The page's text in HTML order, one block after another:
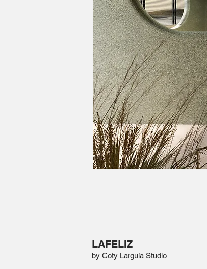
LAFELIZ
by Coty Larguía Studio